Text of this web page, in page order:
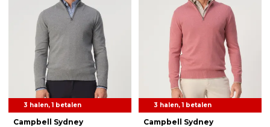
3 halen, 1 betalen
Campbell Sydney
3 halen, 1 betalen
Campbell Sydney